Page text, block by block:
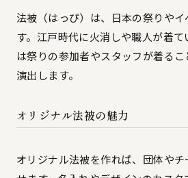
法被（はっぴ）は、日本の祭りや
す。江戸時代に火消しや職人が着
は祭りの参加者やスタッフが着る
演出します。
オリジナル法被の魅力
オリジナル法被を作れば、団体や